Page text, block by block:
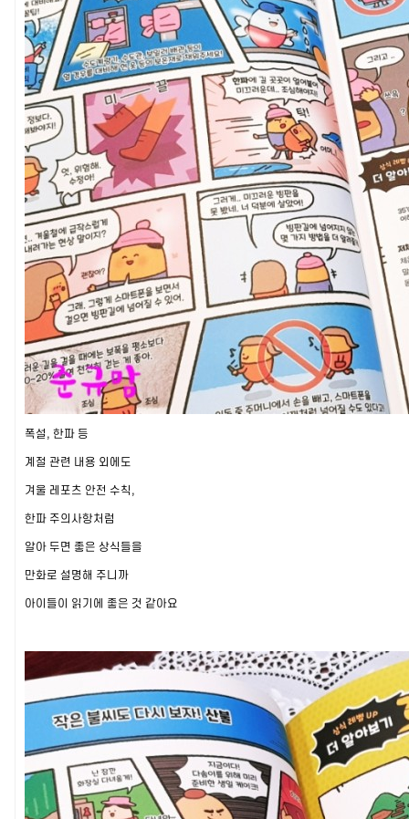
폭설, 한파 등
계절 관련 내용 외에도
겨울 레포츠 안전 수칙,
한파 주의사항처럼
알아 두면 좋은 상식들을
만화로 설명해 주니까
아이들이 읽기에 좋은 것 같아요